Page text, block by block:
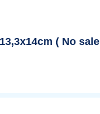
( No sale